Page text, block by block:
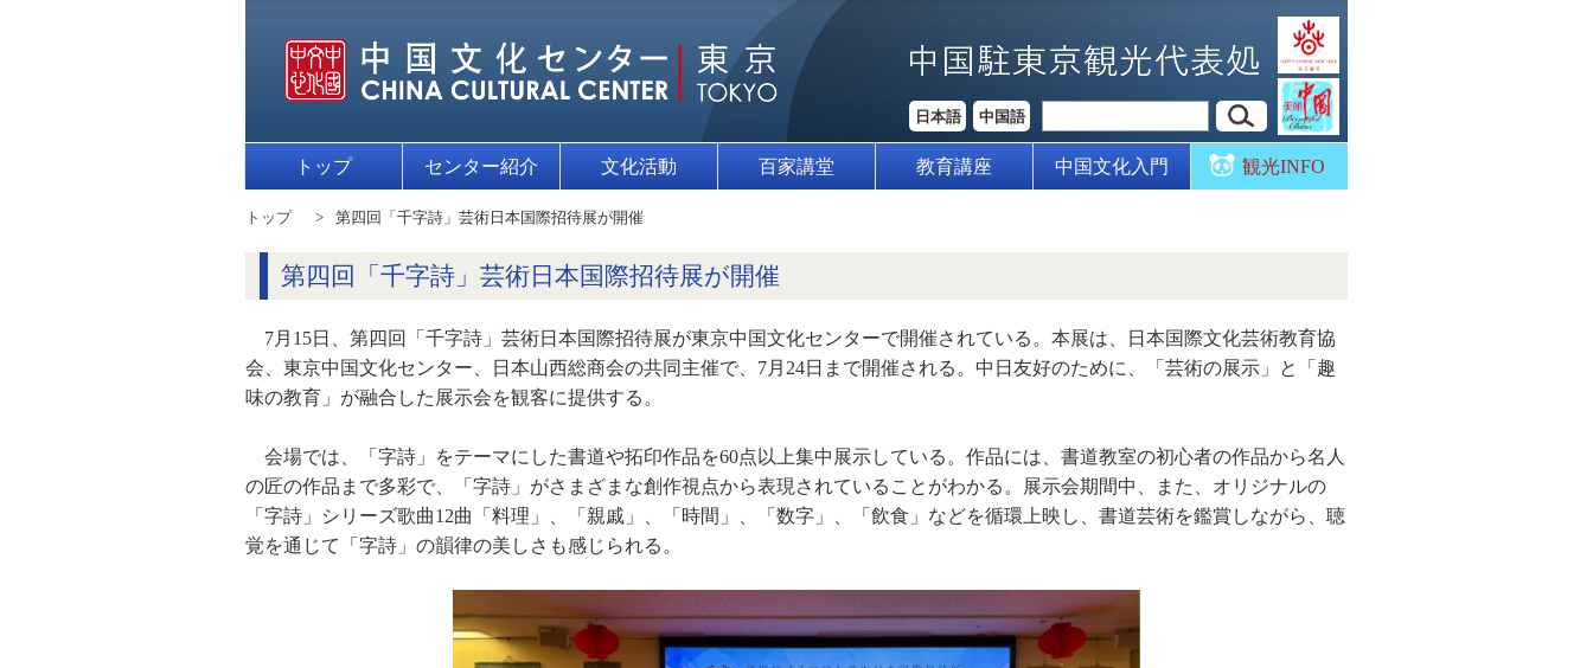
日本語 中国語
トップ センター紹介 文化活動 百家講堂 教育講座 中国文化入門 観光INFO
トップ 第四回「千字詩」芸術日本国際招待展が開催
第四回「千字詩」芸術日本国際招待展が開催
7月15日、第四回「千字詩」芸術日本国際招待展が東京中国文化センターで開催されている。本展は、日本国際文化芸術教育協
会、東京中国文化センター、日本山西総商会の共同主催で、7月24日まで開催される。中日友好のために、「芸術の展示」と「趣
味の教育」が融合した展示会を観客に提供する。
会場では、「字詩」をテーマにした書道や拓印作品を60点以上集中展示している。作品には、書道教室の初心者の作品から名人
の匠の作品まで多彩で、「字詩」がさまざまな創作視点から表現されていることがわかる。展示会期間中、また、オリジナルの
「字詩」シリーズ歌曲12曲「料理」、「親戚」、「時間」、「数字」、「飲食」などを循環上映し、書道芸術を鑑賞しながら、聴
覚を通じて「字詩」の韻律の美しさも感じられる。